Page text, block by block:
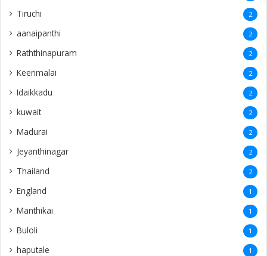
Tiruchi 2
aanaipanthi 2
Raththinapuram 2
Keerimalai 2
Idaikkadu 2
kuwait 2
Madurai 2
Jeyanthinagar 2
Thailand 2
England 1
Manthikai 1
Buloli 1
haputale 1